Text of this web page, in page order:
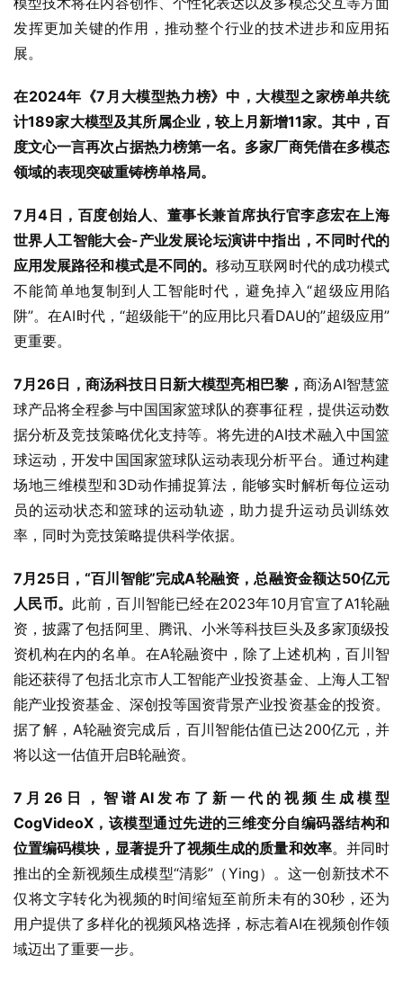
发挥更加关键的作用，推动整个行业的技术进步和应用拓
展。
在2024年《7月大模型热力榜》中，大模型之家榜单共统
计189家大模型及其所属企业，较上月新增11家。其中，百
度文心一言再次占据热力榜第一名。多家厂商凭借在多模态
领域的表现突破重铸榜单格局。
7月4日，百度创始人、董事长兼首席执行官李彦宏在上海
世界人工智能大会-产业发展论坛演讲中指出，不同时代的
应用发展路径和模式是不同的。移动互联网时代的成功模式
不能简单地复制到人工智能时代，避免掉入“超级应用陷
阱”。在AI时代，“超级能干”的应用比只看DAU的”超级应用”
更重要。
7月26日，商汤科技日日新大模型亮相巴黎，商汤AI智慧篮
球产品将全程参与中国国家篮球队的赛事征程，提供运动数
据分析及竞技策略优化支持等。将先进的AI技术融入中国篮
球运动，开发中国国家篮球队运动表现分析平台。通过构建
场地三维模型和3D动作捕捉算法，能够实时解析每位运动
员的运动状态和篮球的运动轨迹，助力提升运动员训练效
率，同时为竞技策略提供科学依据。
7月25日，“百川智能”完成A轮融资，总融资金额达50亿元
人民币。 此前，百川智能已经在2023年10月官宣了A1轮融
资，披露了包括阿里、腾讯、小米等科技巨头及多家顶级投
资机构在内的名单。在A轮融资中，除了上述机构，百川智
能还获得了包括北京市人工智能产业投资基金、上海人工智
能产业投资基金、深创投等国资背景产业投资基金的投资。
据了解，A轮融资完成后，百川智能估值已达200亿元，并
将以这一估值开启B轮融资。
7月26日，智谱AI发布了新一代的视频生成模型
CogVideoX，该模型通过先进的三维变分自编码器结构和
位置编码模块，显著提升了视频生成的质量和效率。并同时
推出的全新视频生成模型“清影”（Ying）。这一创新技术不
仅将文字转化为视频的时间缩短至前所未有的30秒，还为
用户提供了多样化的视频风格选择，标志着AI在视频创作领
域迈出了重要一步。